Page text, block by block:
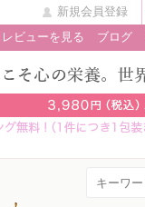
新規会員登録
レビューを見る ブログ